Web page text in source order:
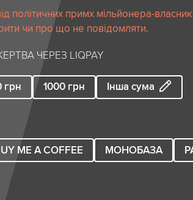
політичних примх мільйонера-
чи про що не повідомляти.
ЧЕРЕЗ LIQPAY
грн 1000 грн Інша сума
ME A COFFEE МОНОБАЗА